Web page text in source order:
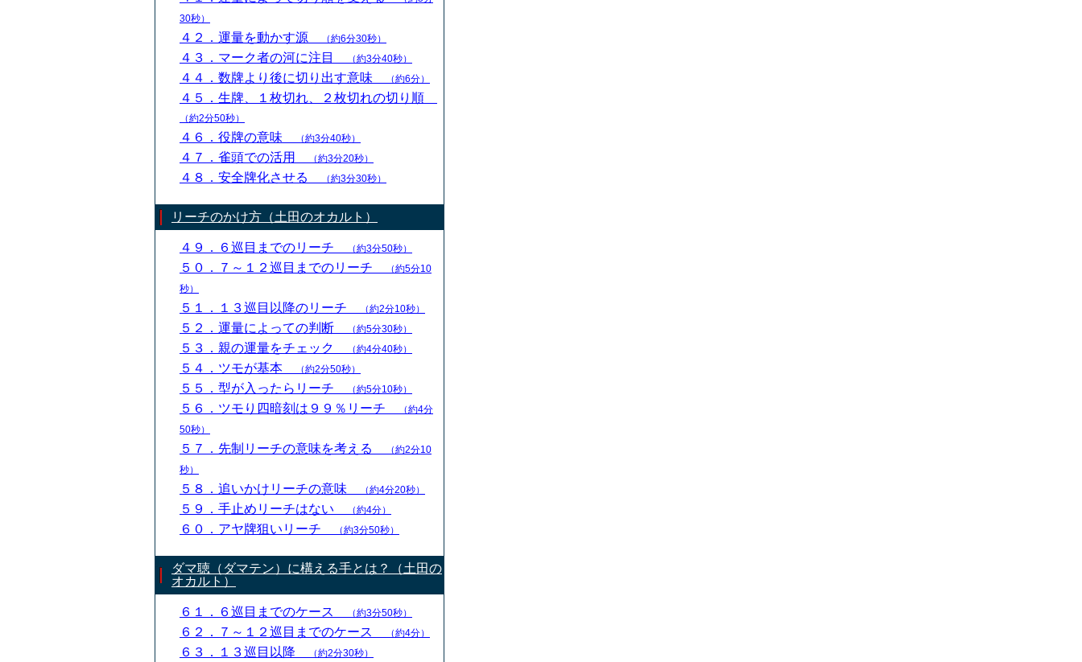
30秒）
４２．運量を動かす源 （約6分30秒）
４３．マーク者の河に注目 （約3分40秒）
４４．数牌より後に切り出す意味 （約6分）
４５．生牌、１枚切れ、２枚切れの切り順
（約2分50秒）
４６．役牌の意味 （約3分40秒）
４７．雀頭での活用 （約3分20秒）
４８．安全牌化させる （約3分30秒）
リーチのかけ方（土田のオカルト）
４９．６巡目までのリーチ （約3分50秒）
５０．７～１２巡目までのリーチ
（約5分10
秒）
５１．１３巡目以降のリーチ （約2分10秒）
５２．運量によっての判断 （約5分30秒）
５３．親の運量をチェック （約4分40秒）
５４．ツモが基本 （約2分50秒）
５５．型が入ったらリーチ （約5分10秒）
５６．ツモり四暗刻は９９％リーチ
（約4分
50秒）
５７．先制リーチの意味を考える
（約2分10
秒）
５８．追いかけリーチの意味 （約4分20秒）
５９．手止めリーチはない （約4分）
６０．アヤ牌狙いリーチ （約3分50秒）
ダマ聴（ダマテン）に構える手とは？（土田の
オカルト）
６１．６巡目までのケース （約3分50秒）
６２．７～１２巡目までのケース （約4分）
６３．１３巡目以降 （約2分30秒）